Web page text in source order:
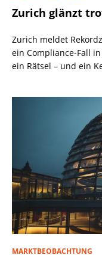
Zurich glänzt
Zurich meldet
ein Compliance-Fall
ein Rätsel – und ein
MARKTBEOBACHTUNG